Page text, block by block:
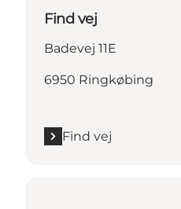
Find vej
Badevej 11E
6950 Ringkøbing
Find vej